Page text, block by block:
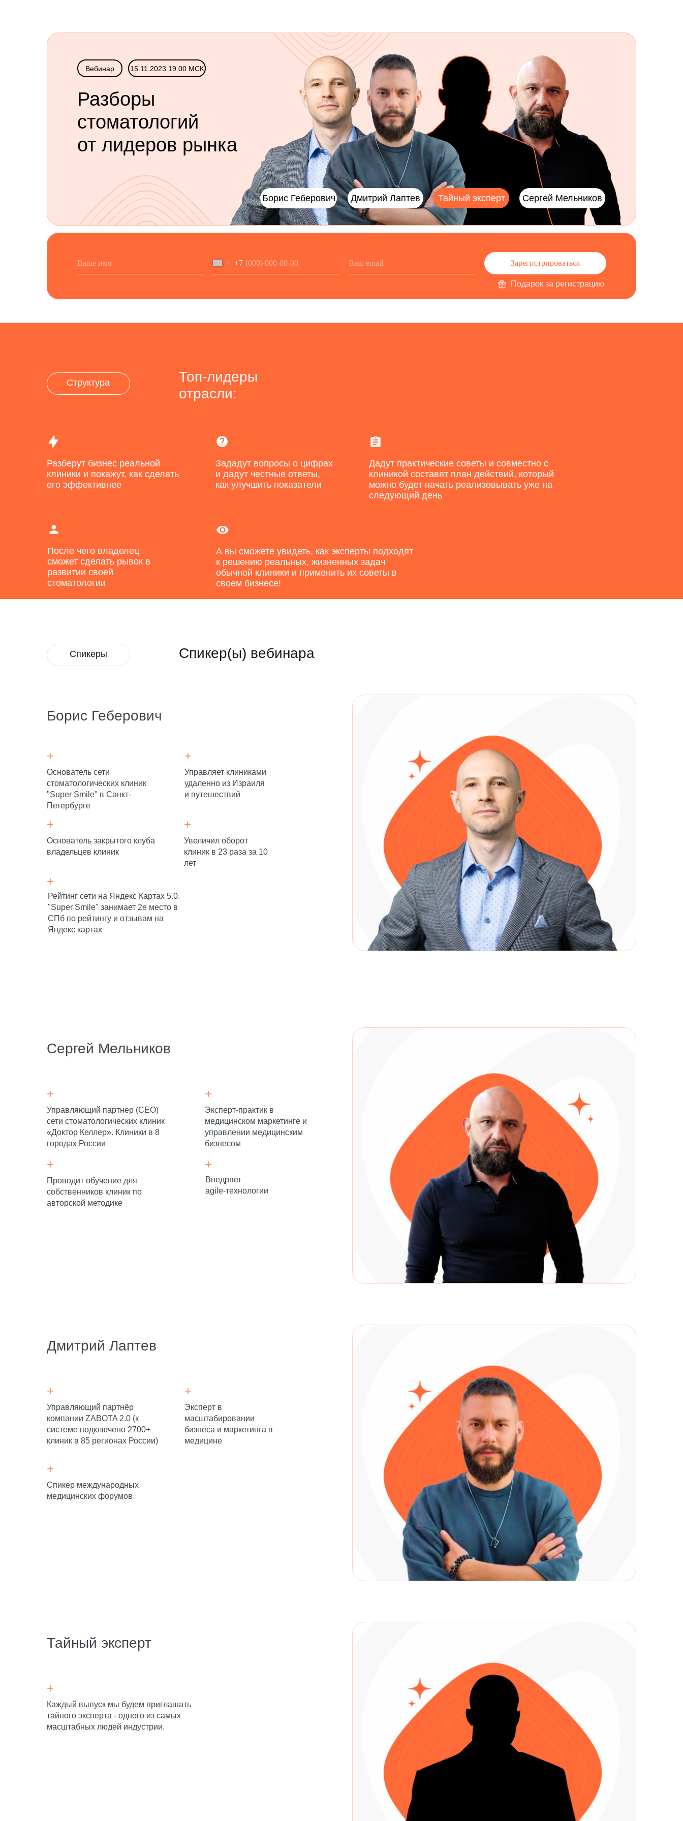
Разборы
стоматологий
от лидеров рынка
Вебинар 15.11.2023 19.00 МСК
живых отзывов. Без накруток
+7 Зарегистрироваться
Подарок за регистрацию
Регистрация
Борис Геберович Сергей Мельников
Дмитрий Лаптев Тайный эксперт
Топ-лидеры
отрасли:
Структура
Разберут бизнес реальной
клиники и покажут, как сделать
его эффективнее
Зададут вопросы о цифрах
и дадут честные ответы,
как улучшить показатели
Дадут практические советы и совместно с
клиникой составят план действий, который
можно будет начать реализовывать уже на
следующий день
После чего владелец
сможет сделать рывок в
развитии своей
стоматологии
А вы сможете увидеть, как эксперты подходят
к решению реальных, жизненных задач
обычной клиники и применить их советы в
своем бизнесе!
Спикер(ы) вебинара
Спикеры
Основатель сети
стоматологических клиник
"Super Smile" в Санкт-
Петербурге
Управляет клиниками
удаленно из Израиля
и путешествий
+ +
Основатель закрытого клуба
владельцев клиник
+
Рейтинг сети на Яндекс Картах 5.0.
"Super Smile" занимает 2е место в
СПб по рейтингу и отзывам на
Яндекс картах
+
Борис Геберович
Увеличил оборот
клиник в 23 раза за 10
лет
+
Управляющий партнер (CЕО)
сети стоматологических клиник
«Доктор Келлер». Клиники в 8
городах России
Эксперт-практик в
медицинском маркетинге и
управлении медицинским
бизнесом
+ +
Проводит обучение для
собственников клиник по
авторской методике
+
Внедряет
agile-технологии
+
эффективность рекламы
и снизить затраты
Сергей Мельников
Управляющий партнёр
компании ZABOTA 2.0 (к
системе подключено 2700+
клиник в 85 регионах России)
Эксперт в
масштабировании
бизнеса и маркетинга в
медицине
+ +
Спикер международных
медицинских форумов
+
Дмитрий Лаптев
(к системе подключено 2700+
клиник в 85 регионах России)
Каждый выпуск мы будем приглашать
тайного эксперта - одного из самых
масштабных людей индустрии.
+
Тайный эксперт